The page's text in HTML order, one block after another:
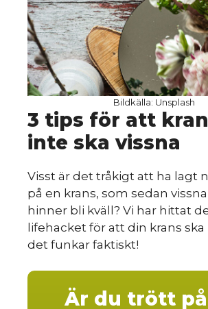
Bildkälla: Unsplash
3 tips för att
inte ska vissna
Visst är det tråkigt att ha lagt
på en krans, som sedan
hinner bli kväll? Vi har hittat
lifehacket för att din krans ska
det funkar faktiskt!
Är du trött